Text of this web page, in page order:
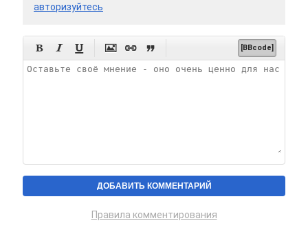
авторизуйтесь
      [BBcode]
Правила комментирования